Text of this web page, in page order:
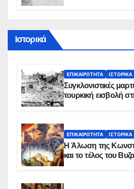
Ιστορικά
ΕΠΙΚΑΙΡΌΤΗΤΑ ΙΣΤΟΡΙΚΆ
Συγκλονιστικές
τουρκική εισβολή
ΕΠΙΚΑΙΡΌΤΗΤΑ ΙΣΤΟΡΙΚΆ
Η Άλωση της
και το τέλος του